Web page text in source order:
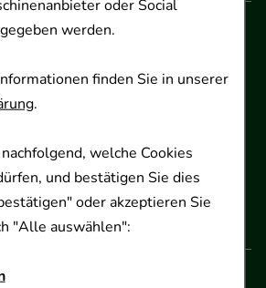
oder Social
werden.
finden Sie in unserer
.
welche Cookies
und bestätigen Sie dies
oder akzeptieren Sie
"Alle auswählen":
9.00 bis 17.00 Uhr
Mail:info@ApoSalis.de
· 30159 Hannover
0 · Fax 0511 89 71 80 11